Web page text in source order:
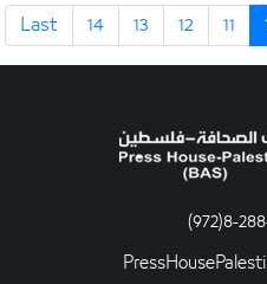
11
12
13
14
Last